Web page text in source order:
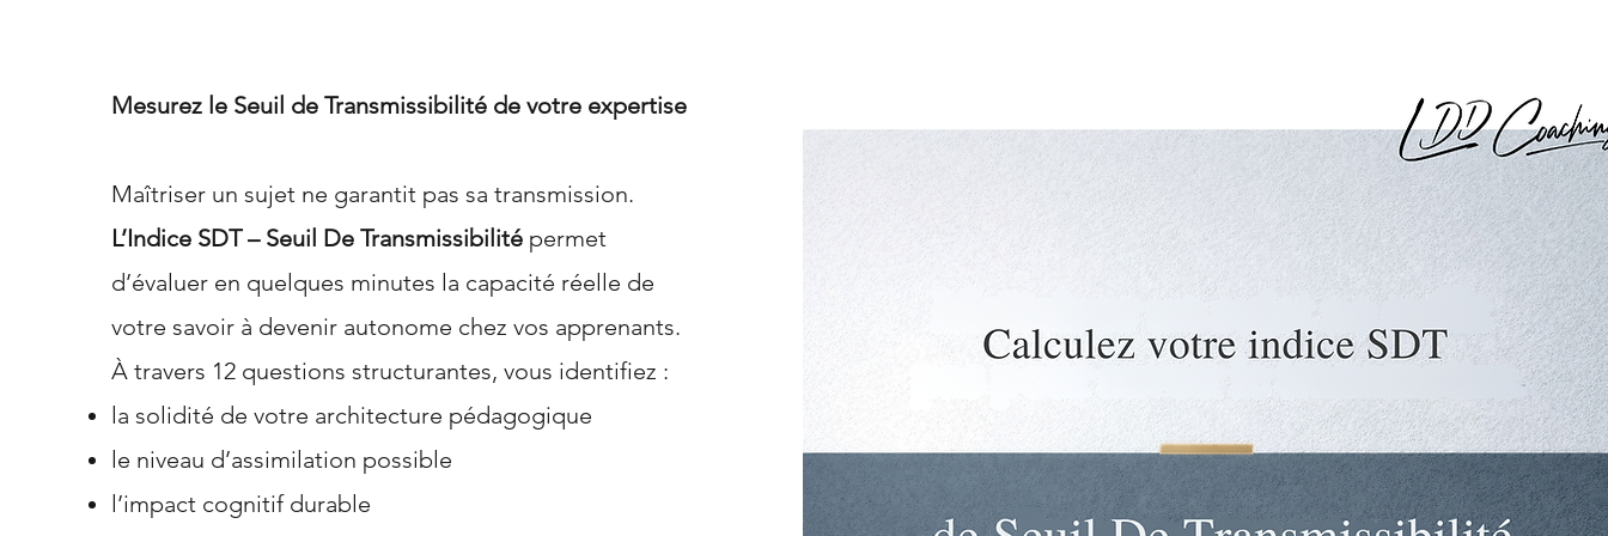
Mesurez le Seuil de Transmissibilité de votre expertise
Maîtriser un sujet ne garantit pas sa transmission.
L’Indice SDT – Seuil De Transmissibilitépermet
d’évaluer en quelques minutes la capacité réelle de
votre savoir à devenir autonome chez vos apprenants.
À travers 12 questions structurantes, vous identifiez :
la solidité de votre architecture pédagogique
le niveau d’assimilation possible
l’impact cognitif durable